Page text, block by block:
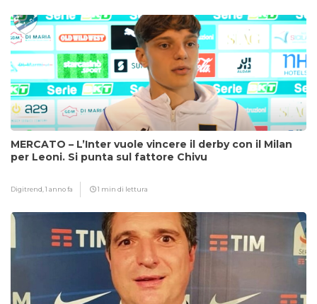
MERCATO – L’Inter vuole vincere il derby con il Milan
per Leoni. Si punta sul fattore Chivu
Digitrend,1 anno fa 1 min di lettura